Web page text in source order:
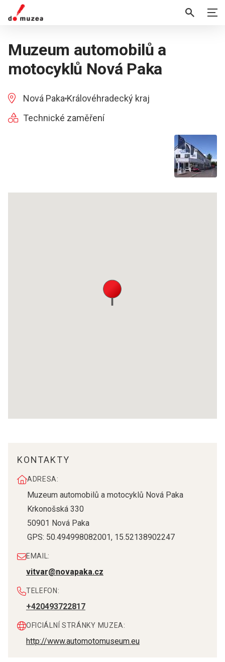
Muzeum automobilů a
motocyklů Nová Paka
Nová Paka Královéhradecký kraj
Technické zaměření
KONTAKTY
ADRESA:
Muzeum automobilů a motocyklů Nová Paka
Krkonošská 330
50901 Nová Paka
GPS: 50.494998082001, 15.52138902247
EMAIL:
vitvar@novapaka.cz
TELEFON:
+420493722817
OFICIÁLNÍ STRÁNKY MUZEA:
http://www.automotomuseum.eu